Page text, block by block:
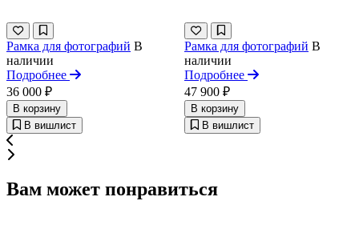
Рамка для фотографий В
наличии
Подробнее
36 000 ₽
В корзину
В вишлист
Рамка для фотографий В
наличии
Подробнее
47 900 ₽
В корзину
В вишлист
Вам может понравиться